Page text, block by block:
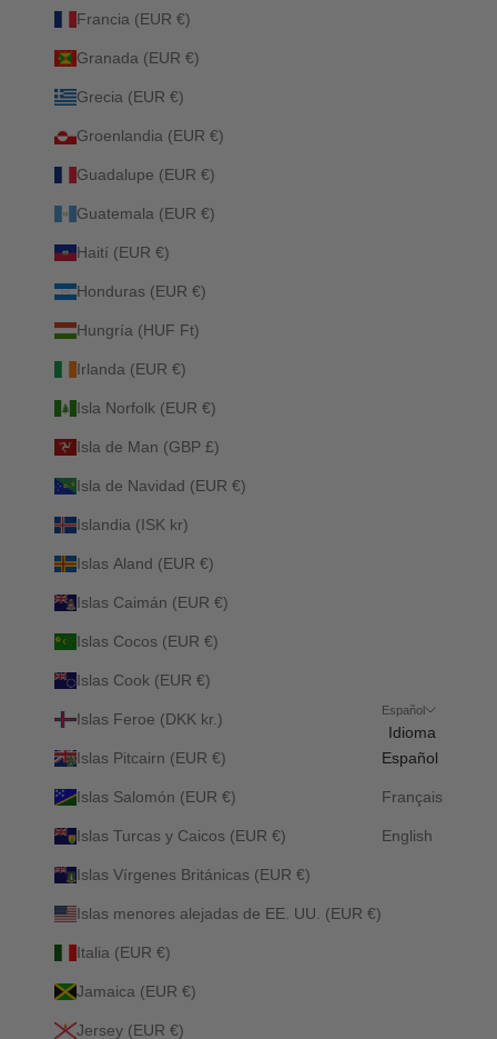
Francia (EUR €)
Granada (EUR €)
Grecia (EUR €)
Groenlandia (EUR €)
Guadalupe (EUR €)
Guatemala (EUR €)
Haití (EUR €)
Honduras (EUR €)
Hungría (HUF Ft)
Irlanda (EUR €)
Isla Norfolk (EUR €)
Isla de Man (GBP £)
Isla de Navidad (EUR €)
Islandia (ISK kr)
Islas Aland (EUR €)
Islas Caimán (EUR €)
Islas Cocos (EUR €)
Islas Cook (EUR €)
Islas Feroe (DKK kr.)
Islas Pitcairn (EUR €)
Islas Salomón (EUR €)
Islas Turcas y Caicos (EUR €)
Islas Vírgenes Británicas (EUR €)
Islas menores alejadas de EE. UU. (EUR €)
Italia (EUR €)
Jamaica (EUR €)
Jersey (EUR €)
Español
Idioma
Español
Français
English